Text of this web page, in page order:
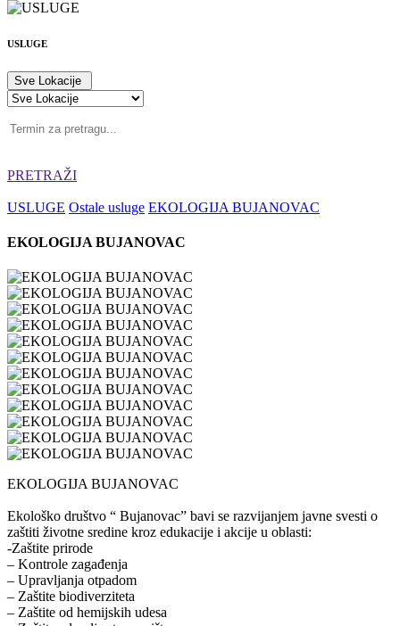
USLUGE
Sve Lokacije
PRETRAŽI
USLUGE Ostale usluge EKOLOGIJA BUJANOVAC
EKOLOGIJA BUJANOVAC
EKOLOGIJA BUJANOVAC
Ekološko društvo “ Bujanovac” bavi se razvijanjem javne svesti o
zaštiti životne sredine kroz edukacije i akcije u oblasti:
-Zaštite prirode
– Kontrole zagađenja
– Upravljanja otpadom
– Zaštite biodiverziteta
– Zaštite od hemijskih udesa